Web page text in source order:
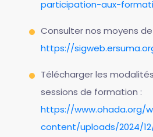
participation-aux-
Consulter nos moyens
https://
Télécharger les
sessions de formation :
https://www.ohada.org/
content/uploads/2024/